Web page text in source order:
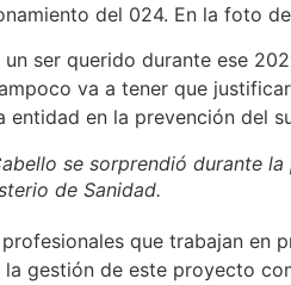
del 024. En la foto
ser querido durante ese
va a tener que
en la prevención del
se sorprendió durante
de Sanidad.
que trabajan
gestión de este proyecto